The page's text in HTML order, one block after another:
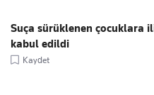
Suça sürüklenen çocuklara
kabul edildi
Kaydet